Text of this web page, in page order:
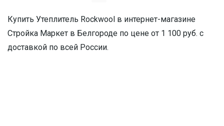
Купить Утеплитель Rockwool в интернет-магазине
Стройка Маркет в Белгороде по цене от 1 100 руб. с
доставкой по всей России.